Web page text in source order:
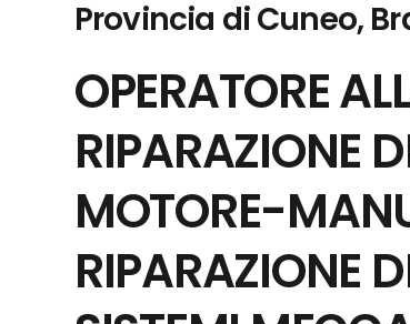
Provincia di Cuneo,
OPERATORE
RIPARAZIONE
MOTORE-
RIPARAZIONE